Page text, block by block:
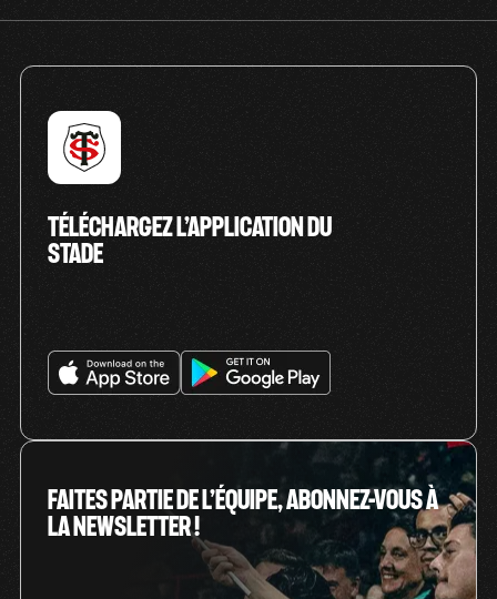
TÉLÉCHARGEZ L’APPLICATION DU
STADE
FAITES PARTIE DE L’ÉQUIPE, ABONNEZ-VOUS À
LA NEWSLETTER !